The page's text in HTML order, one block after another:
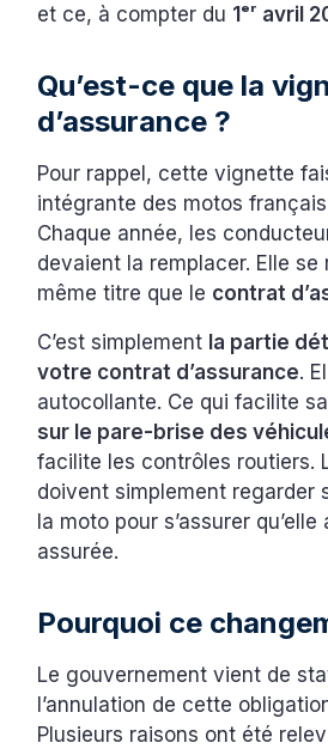
et ce, à compter du 1ᵉʳ avril
Qu’est-ce que la
d’assurance ?
Pour rappel, cette vignette
intégrante des motos
Chaque année, les
devaient la remplacer. Elle se
même titre que le contrat
C’est simplement la partie
votre contrat d’assurance.
autocollante. Ce qui facilite
sur le pare-brise des
facilite les contrôles routiers.
doivent simplement regarder
la moto pour s’assurer qu’elle
assurée.
Pourquoi ce
Le gouvernement vient de
l’annulation de cette
Plusieurs raisons ont été